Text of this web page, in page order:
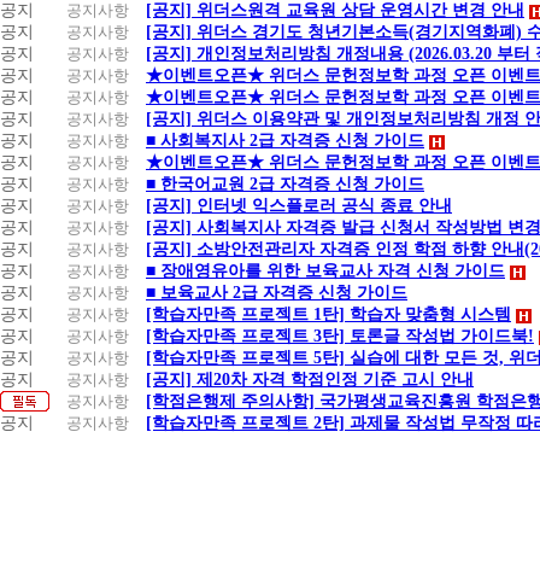
공지
공지사항
[공지] 위더스원격 교육원 상담 운영시간 변경 안내
공지
공지사항
[공지] 위더스 경기도 청년기본소득(경기지역화폐)
공지
공지사항
[공지] 개인정보처리방침 개정내용 (2026.03.20 부터
공지
공지사항
★이벤트오픈★ 위더스 문헌정보학 과정 오픈 이벤
공지
공지사항
★이벤트오픈★ 위더스 문헌정보학 과정 오픈 이벤
공지
공지사항
[공지] 위더스 이용약관 및 개인정보처리방침 개정
공지
공지사항
■ 사회복지사 2급 자격증 신청 가이드
공지
공지사항
★이벤트오픈★ 위더스 문헌정보학 과정 오픈 이벤
공지
공지사항
■ 한국어교원 2급 자격증 신청 가이드
공지
공지사항
[공지] 인터넷 익스플로러 공식 종료 안내
공지
공지사항
[공지] 사회복지사 자격증 발급 신청서 작성방법 변
공지
공지사항
[공지] 소방안전관리자 자격증 인정 학점 하향 안내
공지
공지사항
■ 장애영유아를 위한 보육교사 자격 신청 가이드
공지
공지사항
■ 보육교사 2급 자격증 신청 가이드
공지
공지사항
[학습자만족 프로젝트 1탄] 학습자 맞춤형 시스템
공지
공지사항
[학습자만족 프로젝트 3탄] 토론글 작성법 가이드북!
공지
공지사항
[학습자만족 프로젝트 5탄] 실습에 대한 모든 것, 위
공지
공지사항
[공지] 제20차 자격 학점인정 기준 고시 안내
공지사항
[학점은행제 주의사항] 국가평생교육진흥원 학점은
공지
공지사항 [학습자만족 프로젝트 2탄] 과제물 작성법 무작정 따